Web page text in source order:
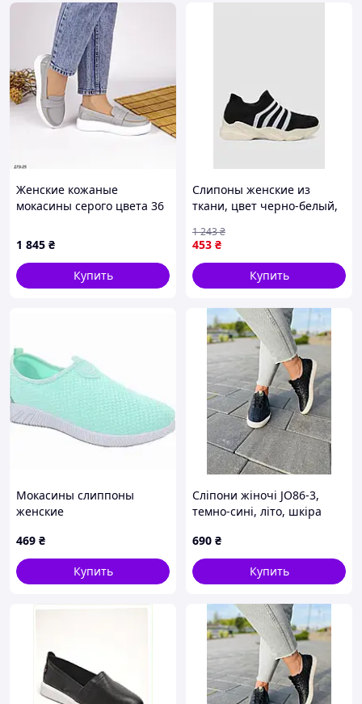
Женские кожаные
мокасины серого цвета 36
1 845 ₴
Купить
Слипоны женские из
ткани, цвет черно-белый,
453 ₴
1 243₴
Купить
Мокасины слиппоны
женские
469 ₴
Купить
Сліпони жіночі JO86-3,
темно-сині, літо, шкіра
690 ₴
Купить